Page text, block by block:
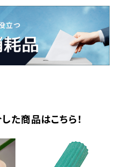
た商品はこちら！